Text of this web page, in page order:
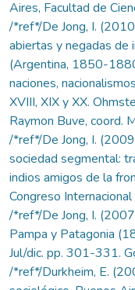
Aires, Facultad de
/*ref*/De Jong, I.
abiertas y negadas de
(Argentina, 1850-
naciones,
XVIII, XIX y XX.
Raymon Buve, coord.
/*ref*/De Jong, I.
sociedad segmental:
indios amigos de la
Congreso
/*ref*/De Jong, I.
Pampa y Patagonia
Jul/dic. pp. 301-331.
/*ref*/Durkheim, E.